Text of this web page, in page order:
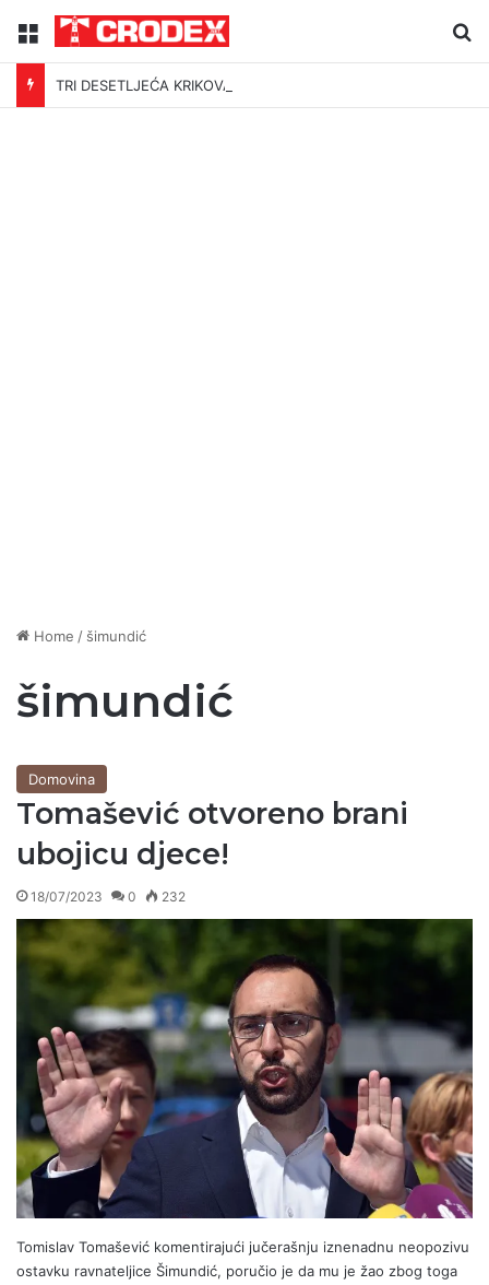
Menu
TRI DESETLJEĆA KRIKOVA OČAJNIKA
Home / šimundić
šimundić
Domovina
Tomašević otvoreno brani
ubojicu djece!
18/07/2023 0 232
Tomislav Tomašević komentirajući jučerašnju iznenadnu neopozivu
ostavku ravnateljice Šimundić, poručio je da mu je žao zbog toga